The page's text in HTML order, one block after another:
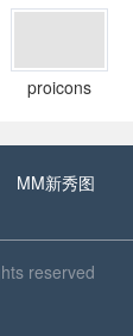
proicons
MM新秀图
reserved